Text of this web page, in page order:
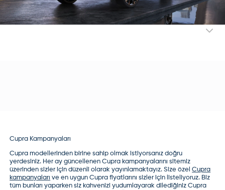
Cupra Kampanyaları
Cupra modellerinden birine sahip olmak istiyorsanız doğru
yerdesiniz. Her ay güncellenen Cupra kampanyalarını sitemiz
üzerinden sizler için düzenli olarak yayınlamaktayız. Size özelCupra
kampanyaları ve en uygunCupra fiyatlarını sizler için listeliyoruz. Biz
tüm bunları yaparken siz kahvenizi yudumlayarak dilediğiniz Cupra